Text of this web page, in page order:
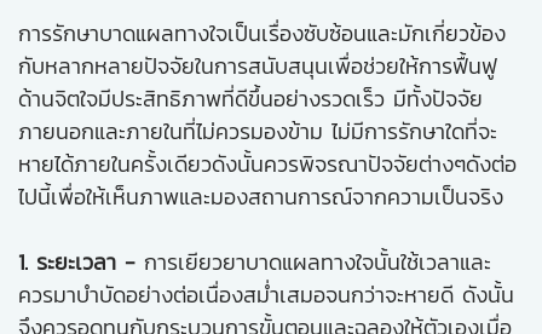
การรักษาบาดแผลทางใจเป็นเรื่องซับซ้อนและมักเกี่ยวข้อง
กับหลากหลายปัจจัยในการสนับสนุนเพื่อช่วยให้การฟื้นฟู
ด้านจิตใจมีประสิทธิภาพที่ดีขึ้นอย่างรวดเร็ว มีทั้งปัจจัย
ภายนอกและภายในที่ไม่ควรมองข้าม ไม่มีการรักษาใดที่จะ
หายได้ภายในครั้งเดียวดังนั้นควรพิจรณาปัจจัยต่างๆดังต่อ
ไปนี้เพื่อให้เห็นภาพและมองสถานการณ์จากความเป็นจริง
1. ระยะเวลา - การเยียวยาบาดแผลทางใจนั้นใช้เวลาและ
ควรมาบำบัดอย่างต่อเนื่องสม่ำเสมอจนกว่าจะหายดี ดังนั้น